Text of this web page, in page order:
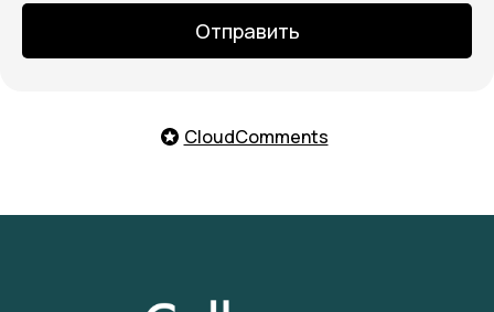
Отправить
CloudComments